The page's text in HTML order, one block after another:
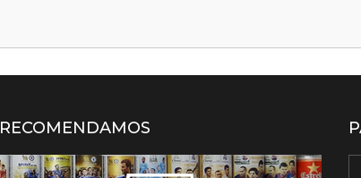
RECOMENDAMOS